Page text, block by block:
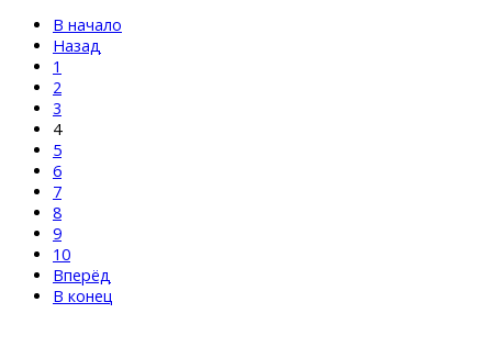
В начало
Назад
1
2
3
4
5
6
7
8
9
10
Вперёд
В конец